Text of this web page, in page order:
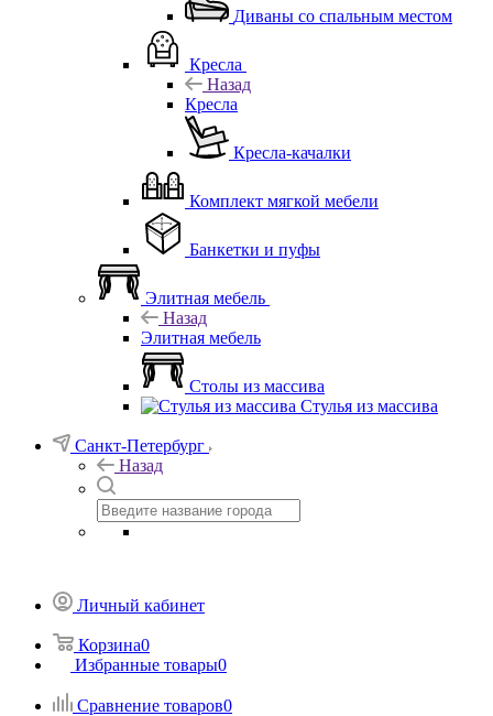
Диваны со спальным местом
Кресла
Назад
Кресла
Кресла-качалки
Комплект мягкой мебели
Банкетки и пуфы
Элитная мебель
Назад
Элитная мебель
Столы из массива
Стулья из массива
Санкт-Петербург
Назад
Личный кабинет
Корзина0
Избранные товары0
Сравнение товаров0